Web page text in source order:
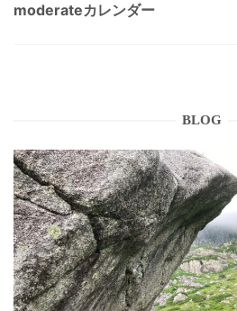
moderateカレンダー
BLOG